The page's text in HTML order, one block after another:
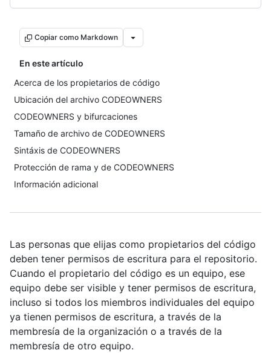
Copiar como Markdown
En este artículo
Acerca de los propietarios de código
Ubicación del archivo CODEOWNERS
CODEOWNERS y bifurcaciones
Tamaño de archivo de CODEOWNERS
Sintáxis de CODEOWNERS
Protección de rama y de CODEOWNERS
Información adicional
Las personas que elijas como propietarios del código
deben tener permisos de escritura para el repositorio.
Cuando el propietario del código es un equipo, ese
equipo debe ser visible y tener permisos de escritura,
incluso si todos los miembros individuales del equipo
ya tienen permisos de escritura, a través de la
membresía de la organización o a través de la
membresía de otro equipo.